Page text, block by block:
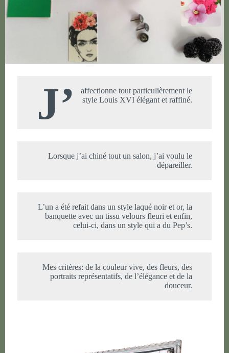
J’
affectionne tout particulièrement le
style Louis XVI élégant et raffiné.
Lorsque j’ai chiné tout un salon, j’ai voulu le
dépareiller.
L’un a été refait dans un style laqué noir et or, la
banquette avec un tissu velours fleuri et enfin,
celui-ci, dans un style qui a du Pep’s.
Mes critères: de la couleur vive, des fleurs, des
portraits représentatifs, de l’élégance et de la
douceur.